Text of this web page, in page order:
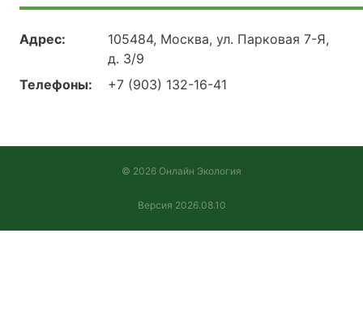
Адрес:
105484, Москва, ул. Парковая 7-Я,
д. 3/9
Телефоны:
+7 (903) 132-16-41
© 2026 Онлайн Экология
Версия 2026.08.10